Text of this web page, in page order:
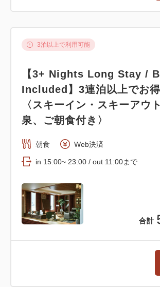
合計
3泊以上で利用可能
【3+ Nights Long Stay /
Included】3連泊以上でお
〈スキーイン・スキーアウ
泉、ご朝食付き〉
朝食 Web決済
in 15:00~ 23:00 / out 11:00まで